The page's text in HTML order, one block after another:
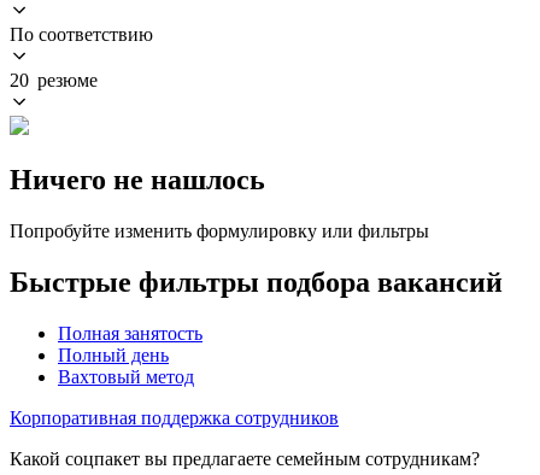
По соответствию
20 резюме
Ничего не нашлось
Попробуйте изменить формулировку или фильтры
Быстрые фильтры подбора вакансий
Полная занятость
Полный день
Вахтовый метод
Корпоративная поддержка сотрудников
Какой соцпакет вы предлагаете семейным сотрудникам?